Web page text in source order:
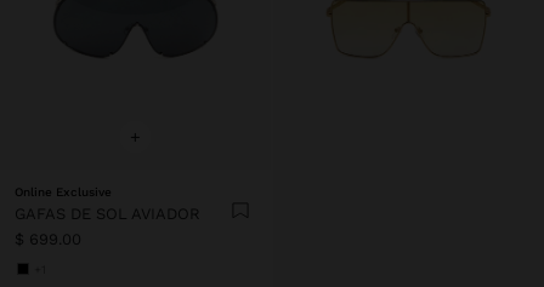
+
Online Exclusive
GAFAS DE SOL AVIADOR
$ 699.00